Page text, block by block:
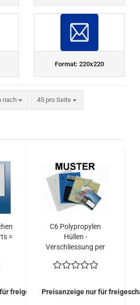
Format: 220x220
nach
nach 45 pro Seite
pro Seite
=
freigeschaltete Kunden
C6 Polypropylen
Hüllen -
Verschliessung per
Kuverts = 268,80
Preisanzeige nur für